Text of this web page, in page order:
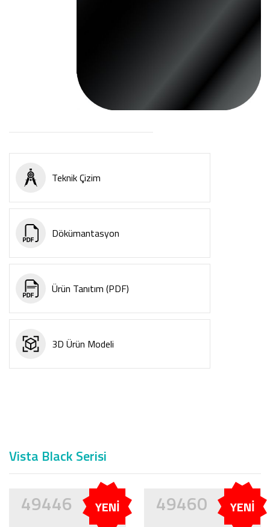
Teknik Çizim
Dökümantasyon
Ürün Tanıtım (PDF)
3D Ürün Modeli
Vista Black Serisi
49446 YENİ 49460 YENİ